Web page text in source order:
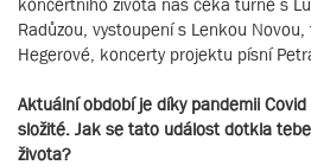
Radůzou, vystoupení s Lenkou
Hegerové, koncerty projektu písní
Aktuální období je díky pandemii
složité. Jak se tato událost dotkla
života?